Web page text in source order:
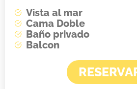
Vista al mar
Cama Doble
Baño privado
Balcon